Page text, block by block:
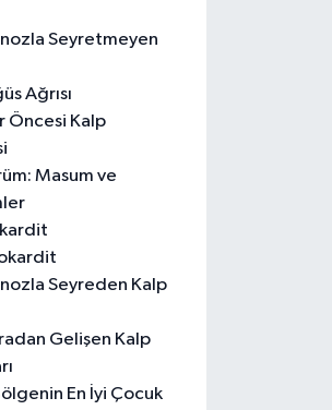
Seyretmeyen
Ağrısı
Öncesi Kalp
Masum ve
Seyreden Kalp
Gelişen Kalp
En İyi Çocuk